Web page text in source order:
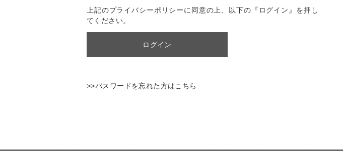
上記のプライバシーポリシーに同意の上、以下の『ログイン』を押し
てください。
ログイン
>>パスワードを忘れた方はこちら